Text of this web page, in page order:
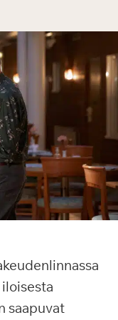
iloisesta
saapuvat